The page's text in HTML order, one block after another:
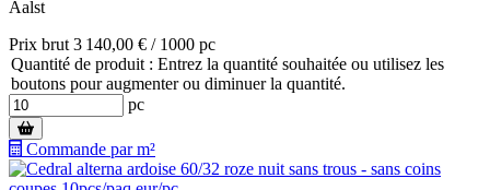
Aalst
Prix brut 3 140,00 € / 1000 pc
Quantité de produit : Entrez la quantité souhaitée ou utilisez les
boutons pour augmenter ou diminuer la quantité.
pc
Commande par m²